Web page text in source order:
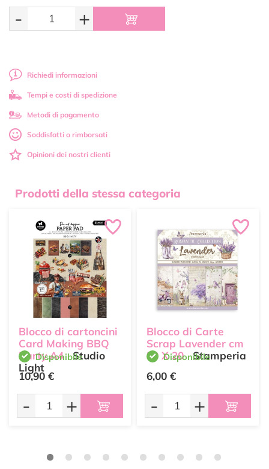
- +
Richiedi informazioni
Tempi e costi di spedizione
Metodi di pagamento
Soddisfatti o rimborsati
Opinioni dei nostri clienti
Prodotti della stessa categoria
Blocco di cartoncini
Card Making BBQ
Party A4 Studio
Light
Disponibile
10,90 €
- +
Blocco di Carte
Scrap Lavender cm
20 X 20 Stamperia
Disponibile
6,00 €
- +